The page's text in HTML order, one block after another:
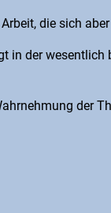
die sich
in der wesentlich
der